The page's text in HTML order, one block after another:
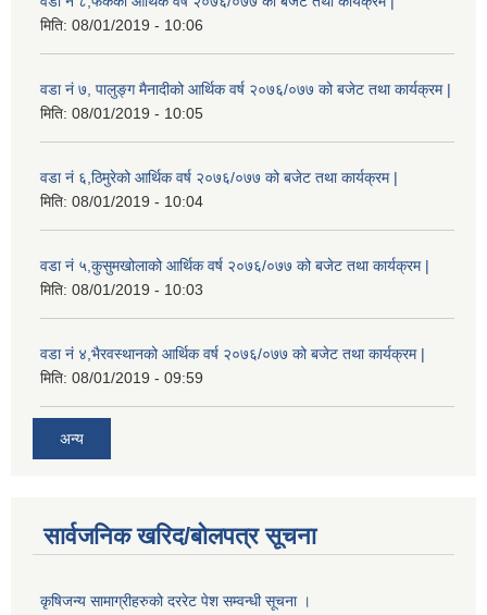
मिति: 08/01/2019 - 10:06
वडा नं ७, पालुङ्ग मैनादीको आर्थिक वर्ष २०७६/०७७ को बजेट तथा कार्यक्रम |
मिति: 08/01/2019 - 10:05
वडा नं ६,ठिमुरेको आर्थिक वर्ष २०७६/०७७ को बजेट तथा कार्यक्रम |
मिति: 08/01/2019 - 10:04
वडा नं ५,कुसुमखोलाको आर्थिक वर्ष २०७६/०७७ को बजेट तथा कार्यक्रम |
मिति: 08/01/2019 - 10:03
वडा नं ४,भैरवस्थानको आर्थिक वर्ष २०७६/०७७ को बजेट तथा कार्यक्रम |
मिति: 08/01/2019 - 09:59
अन्य
सार्वजनिक खरिद/बोलपत्र सूचना
कृषिजन्य सामाग्रीहरुको दररेट पेश सम्वन्धी सूचना ।